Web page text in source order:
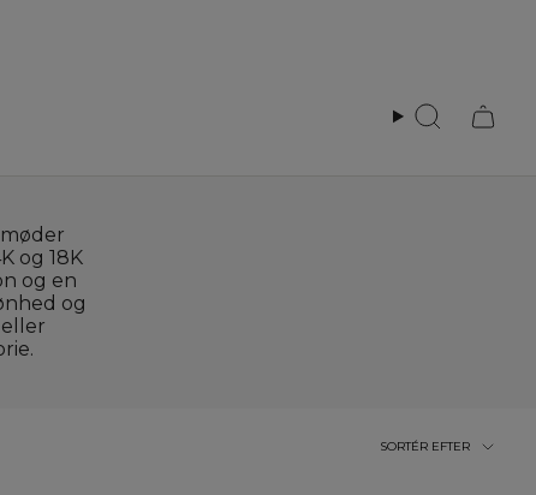
Search
og 18K
og en
og
Sortér
SORTÉR EFTER